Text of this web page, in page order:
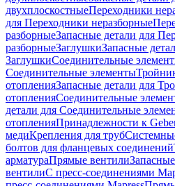
двухплоскостныеПереходники
для Переходники неразборные
разборныеЗапасные детали для
разборныеЗаглушкиЗапасные
ЗаглушкиСоединительные
Соединительные элементы
отопленияЗапасные детали для
отопленияСоединительные
детали для Соединительные
отопленияПринадлежности к
медиКрепления для труб
болтов для фланцевых соединений
арматураПрямые вентили
вентилиС пресс-соединениями